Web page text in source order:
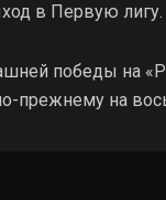
в Первую лигу.
победы на
прежнему на